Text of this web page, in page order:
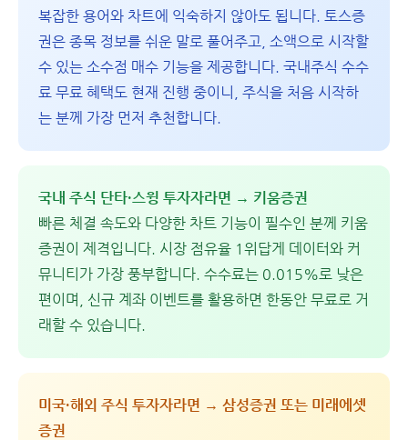
복잡한 용어와 차트에 익숙하지 않아도 됩니다. 토스증
권은 종목 정보를 쉬운 말로 풀어주고, 소액으로 시작할
수 있는 소수점 매수 기능을 제공합니다. 국내주식 수수
료 무료 혜택도 현재 진행 중이니, 주식을 처음 시작하
는 분께 가장 먼저 추천합니다.
국내 주식 단타·스윙 투자자라면 → 키움증권
빠른 체결 속도와 다양한 차트 기능이 필수인 분께 키움
증권이 제격입니다. 시장 점유율 1위답게 데이터와 커
뮤니티가 가장 풍부합니다. 수수료는 0.015%로 낮은
편이며, 신규 계좌 이벤트를 활용하면 한동안 무료로 거
래할 수 있습니다.
미국·해외 주식 투자자라면 → 삼성증권 또는 미래에셋
증권